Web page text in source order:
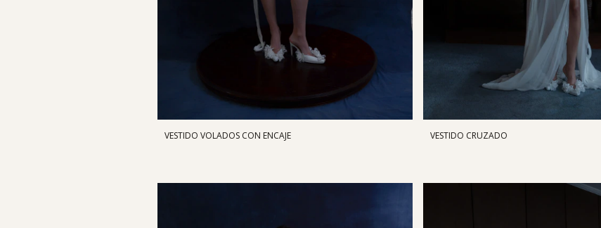
VESTIDO VOLADOS CON ENCAJE VESTIDO CRUZADO